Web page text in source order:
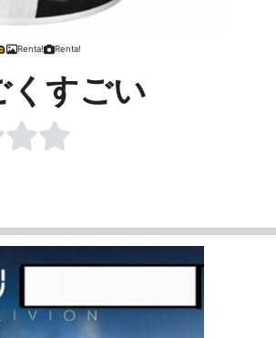
Renta! Renta!
すごい